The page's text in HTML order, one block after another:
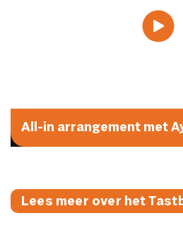
All-in arrangement met
Lees meer over het